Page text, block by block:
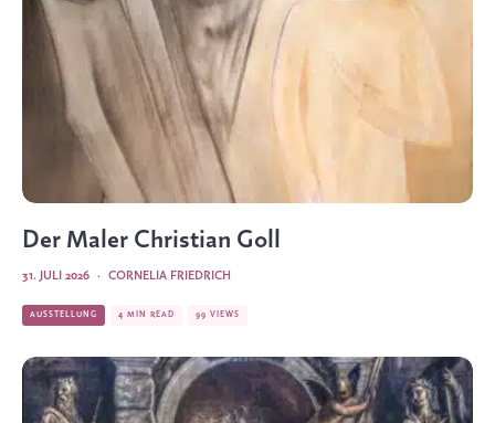
Der Maler Christian Goll
CORNELIA FRIEDRICH
·
31. JULI 2026
AUSSTELLUNG 4 MIN READ 99 VIEWS